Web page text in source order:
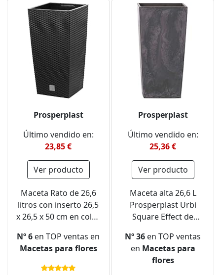
Prosperplast
Último vendido en:
23,85 €
Ver producto
Maceta Rato de 26,6
litros con inserto 26,5
x 26,5 x 50 cm en color
Nº 6 en TOP ventas en
Macetas para flores
Prosperplast
Último vendido en:
25,36 €
Ver producto
Maceta alta 26,6 L
Prosperplast Urbi
Square Effect de
en color Antracita, 50
(alto) x 26,5 (ancho) x
26,5 (profundo) cms
Nº 36 en TOP ventas
en Macetas para
flores